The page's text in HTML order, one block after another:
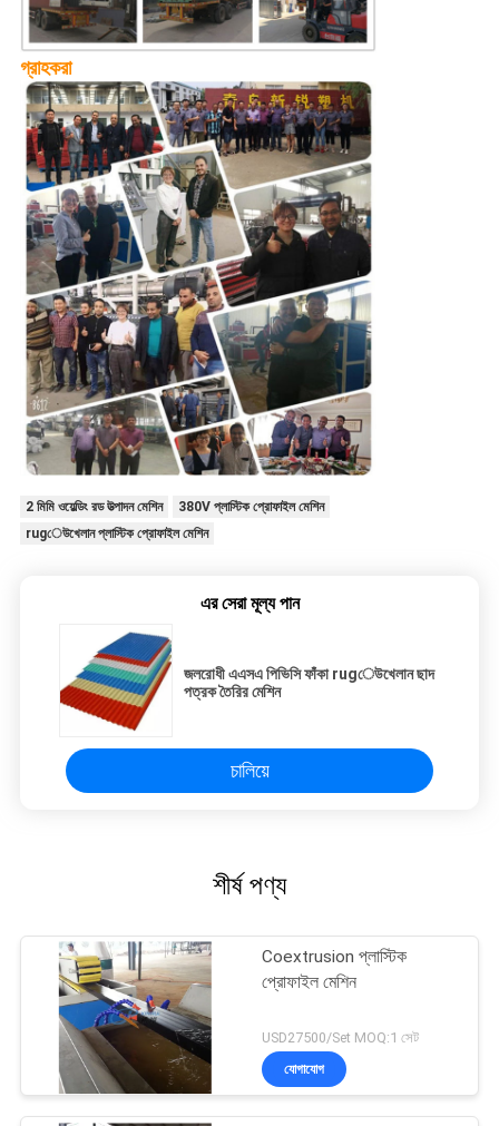
গ্রাহকরা
2 মিমি ওয়েল্ডিং রড উত্পাদন মেশিন
380V প্লাস্টিক প্রোফাইল মেশিন
rugেউখেলান প্লাস্টিক প্রোফাইল মেশিন
এর সেরা মূল্য পান
জলরোধী এএসএ পিভিসি ফাঁকা rugেউখেলান ছাদ
পত্রক তৈরির মেশিন
চালিয়ে
শীর্ষ পণ্য
Coextrusion প্লাস্টিক
প্রোফাইল মেশিন
USD27500/Set MOQ:1 সেট
যোগাযোগ